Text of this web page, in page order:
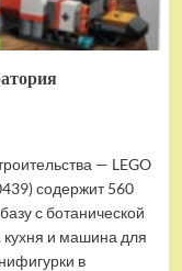
— LEGO
содержит 560
с ботанической
и машина для
в